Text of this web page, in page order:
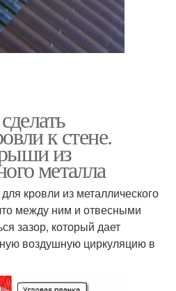
к стене.
из
металла
кровли из металлического
между ним и отвесными
зазор, который дает
воздушную циркуляцию в